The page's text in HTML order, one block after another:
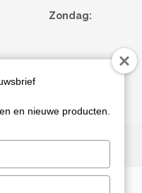
Zondag:
en nieuwe producten.